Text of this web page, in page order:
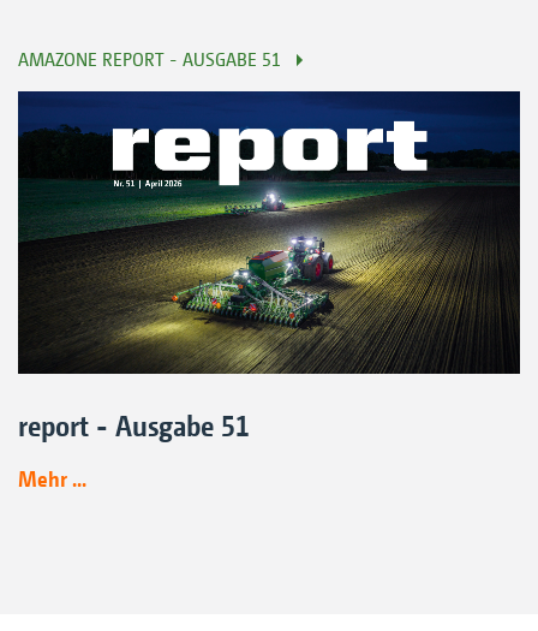
AMAZONE REPORT - AUSGABE 51
report - Ausgabe 51
Mehr ...